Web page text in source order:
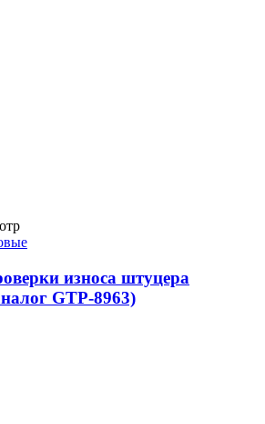
износа штуцера
GTP-8963)